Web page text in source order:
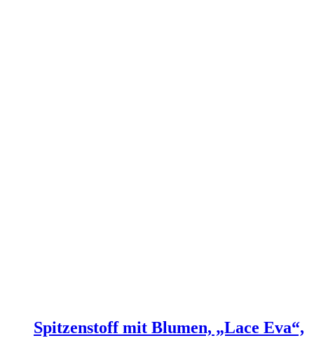
Spitzenstoff mit Blumen, „Lace Eva“,